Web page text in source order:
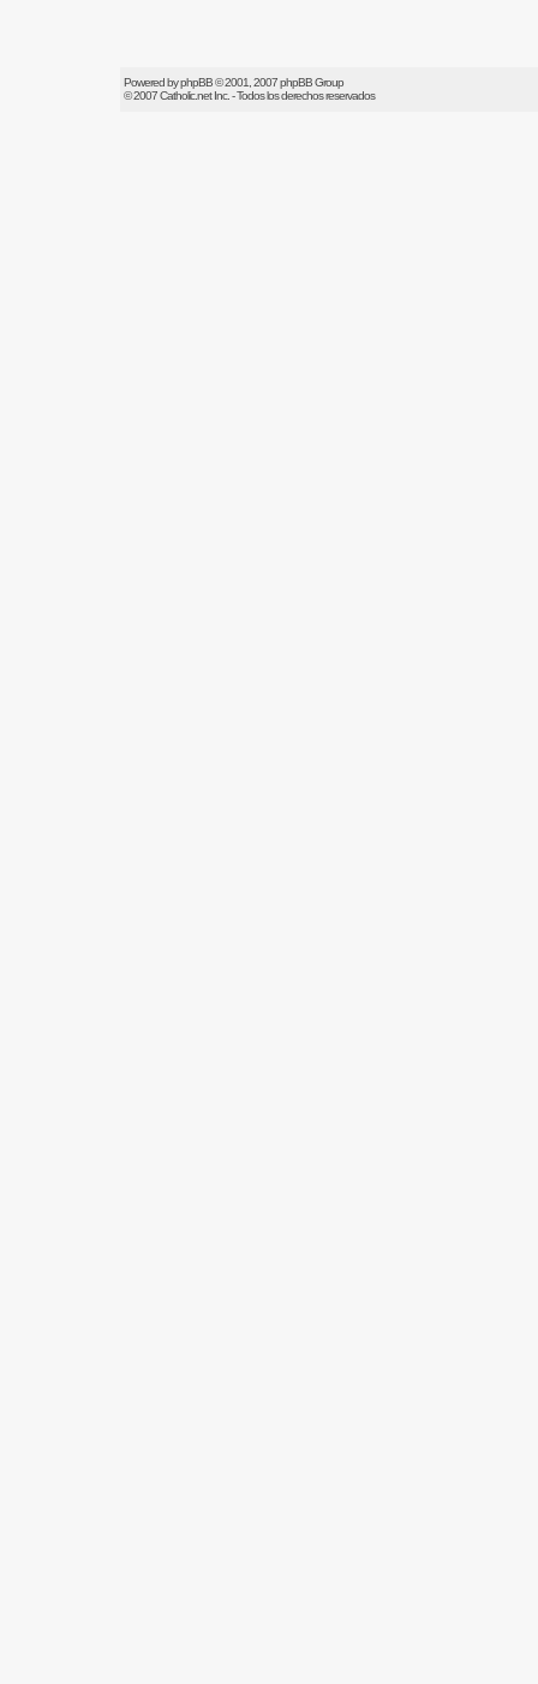
Powered byphpBB© 2001, 2007 phpBB Group
© 2007Catholic.netInc. - Todos los derechos reservados